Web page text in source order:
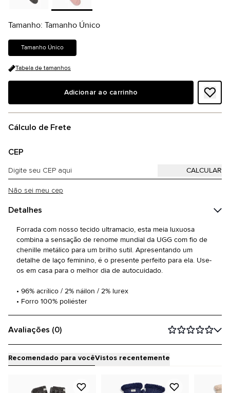
Tamanho: Tamanho Único
Tamanho Único
Tabela de tamanhos
Adicionar ao carrinho
Cálculo de Frete
CEP
Não sei meu cep
Detalhes
Forrada com nosso tecido ultramacio, esta meia luxuosa
combina a sensação de renome mundial da UGG com fio de
chenille metálico para um brilho sutil. Apresentando um
detalhe de laço feminino, é o presente perfeito para ela. Use-
os em casa para o melhor dia de autocuidado.
• 96% acrílico / 2% náilon / 2% lurex
• Forro 100% poliéster
Avaliações (0)
Recomendado para vocêVistos recentemente